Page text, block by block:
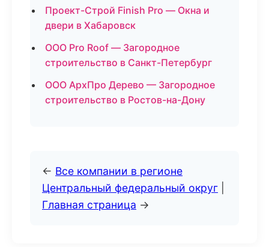
Проект-Строй Finish Pro — Окна и
двери в Хабаровск
ООО Pro Roof — Загородное
строительство в Санкт-Петербург
ООО АрхПро Дерево — Загородное
строительство в Ростов-на-Дону
← Все компании в регионе
Центральный федеральный округ
Главная страница →